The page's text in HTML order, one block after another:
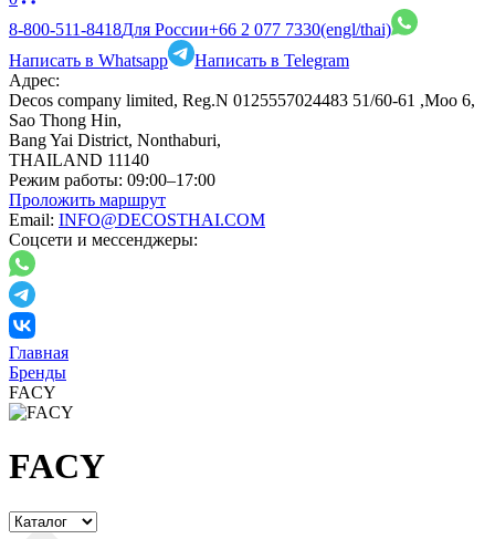
8-800-511-8418Для России+66 2 077 7330(engl/thai)
Написать в Whatsapp
Написать в Telegram
Адрес:
Decos company limited, Reg.N 0125557024483 51/60-61 ,Moo 6,
Sao Thong Hin,
Bang Yai District, Nonthaburi,
THAILAND 11140
Режим работы: 09:00–17:00
Проложить маршрут
Email: INFO@DECOSTHAI.COM
Соцсети и мессенджеры:
Главная
Бренды
FACY
FACY